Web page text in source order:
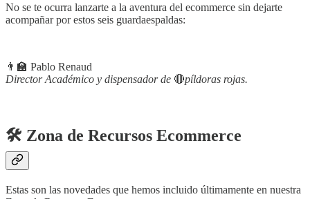
No se te ocurra lanzarte a la aventura del ecommerce sin dejarte
acompañar por estos seis guardaespaldas:
👨‍🏫 Pablo Renaud
Director Académico y dispensador de 🔴píldoras rojas.
🛠️ Zona de Recursos Ecommerce
Estas son las novedades que hemos incluido últimamente en nuestra